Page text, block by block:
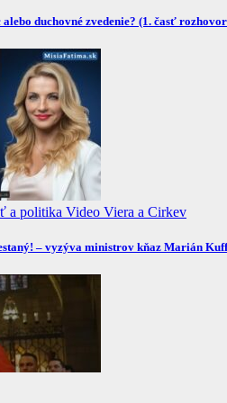
duchovné zvedenie? (1. časť
a politika Video Viera a Cirkev
– vyzýva ministrov kňaz Marián